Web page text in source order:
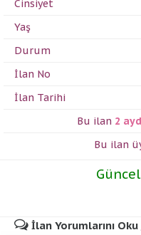
Cinsiyet
Yaş
Durum
İlan No
İlan Tarihi
Bu ilan 2
Bu ilan
İlan Yorumlarını